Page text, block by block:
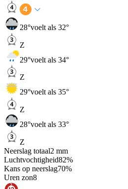
28°voelt als 32°
Z
29°voelt als 34°
Z
29°voelt als 35°
Z
28°voelt als 33°
Z
Neerslag totaal2 mm
Luchtvochtigheid82%
Kans op neerslag70%
Uren zon8